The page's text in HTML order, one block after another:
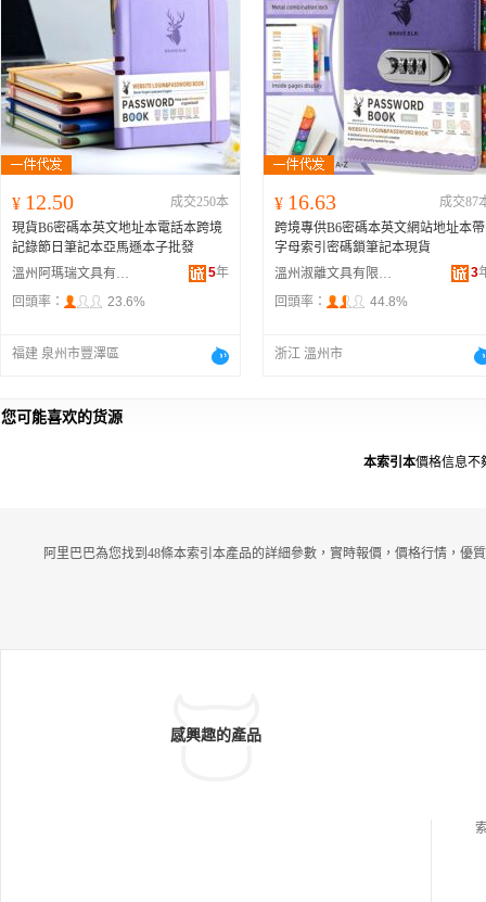
¥ 12.50
成交250本
現貨B6密碼本英文地址本電話本跨境
記錄節日筆記本亞馬遜本子批發
溫州阿瑪瑞文具有限公司
5年
回頭率：
23.6%
福建 泉州市豐澤區
¥ 16.63
成交87
跨境專供B6密碼本英文網站地址本帶
字母索引密碼鎖筆記本現貨
溫州淑離文具有限公司
3
回頭率：
44.8%
浙江 溫州市
您可能喜欢的货源
本索引本價格信息不
阿里巴巴為您找到48條本索引本產品的詳細參數，實時報價，價格行情，優
感興趣的產品